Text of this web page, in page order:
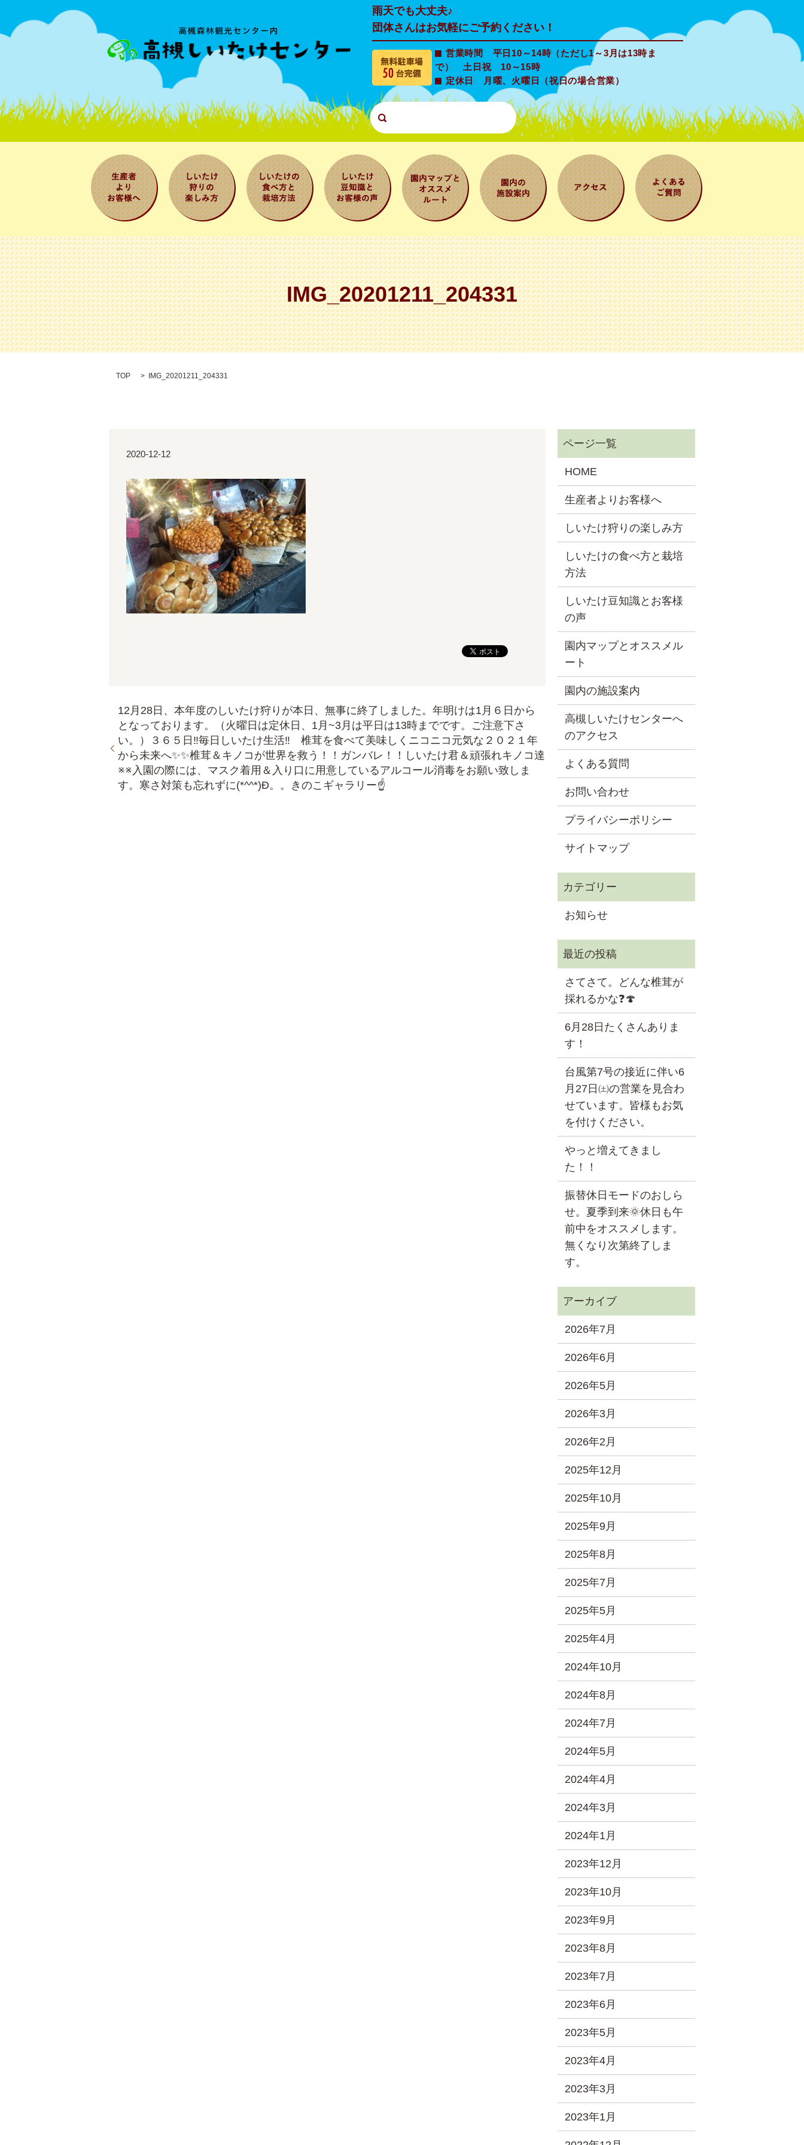
雨天でも大丈夫♪
団体さんはお気軽にご予約ください！
営業時間 平日10～14時（ただし1～3月は13時ま
で） 土日祝 10～15時
定休日 月曜、火曜日（祝日の場合営業）
客様へ
の楽しみ方
べ方と栽培方
法
識とお客様の
声
オススメルー
ト
内
IMG_20201211_204331
TOP IMG_20201211_204331
2020-12-12
12月28日、本年度のしいたけ狩りが本日、無事に終了しました。年明けは1月６日から
となっております。（火曜日は定休日、1月~3月は平日は13時までです。ご注意下さ
い。）３６５日‼毎日しいたけ生活‼ 椎茸を食べて美味しくニコニコ元気な２０２１年
から未来へ✨✨椎茸＆キノコが世界を救う！！ガンバレ！！しいたけ君＆頑張れキノコ達
※※入園の際には、マスク着用＆入り口に用意しているアルコール消毒をお願い致しま
す。寒さ対策も忘れずに(*^^*)Ð。。きのこギャラリー☝
HOME
生産者よりお客様へ
しいたけ狩りの楽しみ方
しいたけの食べ方と栽培
方法
しいたけ豆知識とお客様
の声
園内マップとオススメル
ート
園内の施設案内
高槻しいたけセンターへ
のアクセス
よくある質問
お問い合わせ
プライバシーポリシー
サイトマップ
お知らせ
さてさて。どんな椎茸が
採れるかな❓🍄
6月28日たくさんありま
す！
台風第7号の接近に伴い6
月27日㈯の営業を見合わ
せています。皆様もお気
を付けください。
やっと増えてきまし
た！！
振替休日モードのおしら
せ。夏季到来🌞休日も午
前中をオススメします。
無くなり次第終了しま
す。
2026年7月
2026年6月
2026年5月
2026年3月
2026年2月
2025年12月
2025年10月
2025年9月
2025年8月
2025年7月
2025年5月
2025年4月
2024年10月
2024年8月
2024年7月
2024年5月
2024年4月
2024年3月
2024年1月
2023年12月
2023年10月
2023年9月
2023年8月
2023年7月
2023年6月
2023年5月
2023年4月
2023年3月
2023年1月